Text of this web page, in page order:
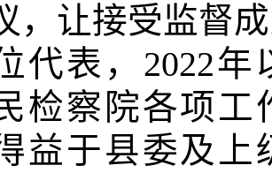
，让接受监督
代表， 2022年
检察院各项工
益于县委及上